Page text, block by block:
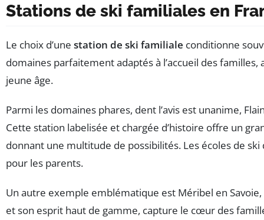
Stations de ski familiales en
Le choix d’une station de ski familiale conditionne
domaines parfaitement adaptés à l’accueil des
jeune âge.
Parmi les domaines phares, dent l’avis est unanime,
Cette station labelisée et chargée d’histoire offre un
donnant une multitude de possibilités. Les écoles de
pour les parents.
Un autre exemple emblématique est Méribel en
et son esprit haut de gamme, capture le cœur des